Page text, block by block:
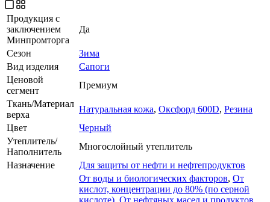
Продукция с
заключением
Минпромторга
Да
Сезон
Зима
Вид изделия
Сапоги
Ценовой
сегмент
Премиум
Ткань/Материал
верха
Натуральная кожа, Оксфорд 600D, Резина
Цвет
Черный
Утеплитель/
Наполнитель
Многослойный утеплитель
Назначение
Для защиты от нефти и нефтепродуктов
От воды и биологических факторов, От
кислот, концентрации до 80% (по серной
кислоте) От нефтяных масел и продуктов